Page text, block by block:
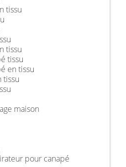
tissu
tissu
tissu
en tissu
tissu
maison
pour canapé